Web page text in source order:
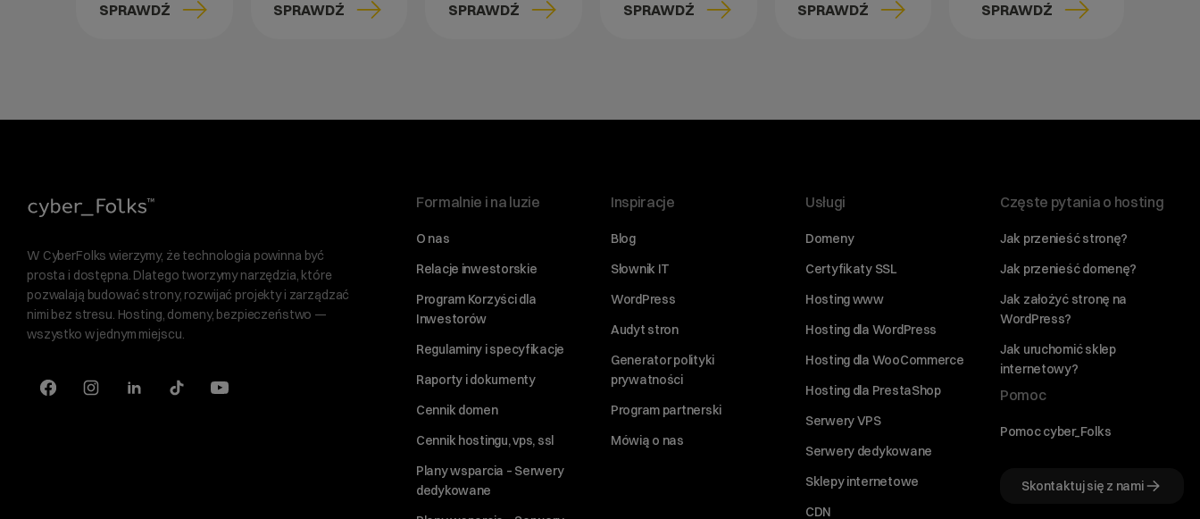
SPRAWDŹ SPRAWDŹ SPRAWDŹ SPRAWDŹ SPRAWDŹ SPRAWDŹ
W CyberFolks wierzymy, że technologia powinna być
prosta i dostępna. Dlatego tworzymy narzędzia, które
pozwalają budować strony, rozwijać projekty i zarządzać
nimi bez stresu. Hosting, domeny, bezpieczeństwo —
wszystko w jednym miejscu.
Formalnie i na luzie
O nas
Relacje inwestorskie
Program Korzyści dla
Inwestorów
Regulaminy i specyfikacje
Raporty i dokumenty
Cennik domen
Cennik hostingu, vps, ssl
Plany wsparcia – Serwery
dedykowane
Inspiracje
Blog
Słownik IT
WordPress
Audyt stron
Generator polityki
prywatności
Program partnerski
Mówią o nas
Usługi
Domeny
Certyfikaty SSL
Hosting www
Hosting dla WordPress
Hosting dla WooCommerce
Hosting dla PrestaShop
Serwery VPS
Serwery dedykowane
Sklepy internetowe
CDN
Częste pytania o hosting
Jak przenieść stronę?
Jak przenieść domenę?
Jak założyć stronę na
WordPress?
Jak uruchomić sklep
internetowy?
Pomoc
Pomoc cyber_Folks
Skontaktuj się z nami